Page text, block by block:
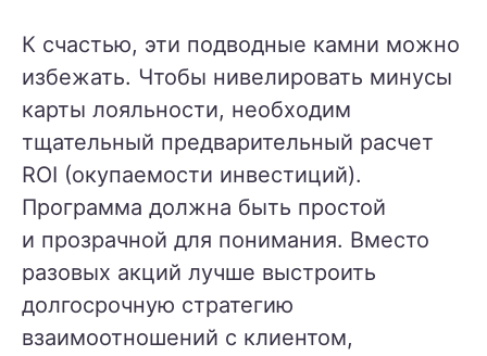
К счастью, эти подводные камни можно
избежать. Чтобы нивелировать минусы
карты лояльности, необходим
тщательный предварительный расчет
ROI (окупаемости инвестиций).
Программа должна быть простой
и прозрачной для понимания. Вместо
разовых акций лучше выстроить
долгосрочную стратегию
взаимоотношений с клиентом,